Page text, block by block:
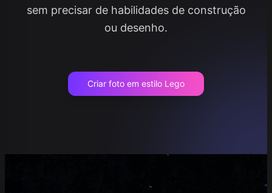
sem precisar de habilidades de construção
ou desenho.
Criar foto em estilo Lego